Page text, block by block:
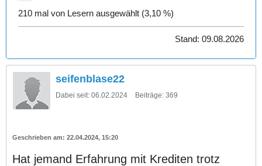
210 mal von Lesern ausgewählt (3,10 %)
Stand: 09.08.2026
seifenblase22
Dabei seit: 06.02.2024 Beiträge: 369
22.04.2024, 15:20
Hat jemand Erfahrung mit Krediten trotz